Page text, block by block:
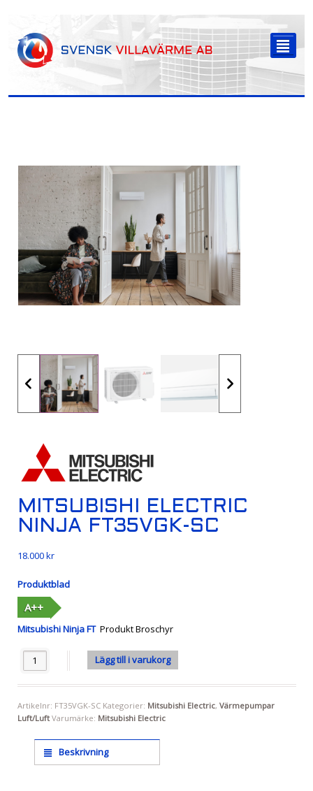
²
MITSUBISHI ELECTRIC
NINJA FT35VGK-SC
18.000kr
Produktblad
A++
Mitsubishi Ninja FTProdukt Broschyr
Antal Lägg till i varukorg
Artikelnr: FT35VGK-SC Kategorier: Mitsubishi Electric, Värmepumpar
Luft/Luft Varumärke: Mitsubishi Electric
Beskrivning